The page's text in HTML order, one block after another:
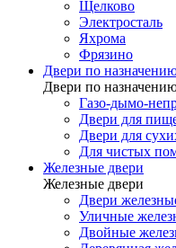
Щелково
Электросталь
Яхрома
Фрязино
Двери по
Двери по
Газо-дымо-
Двери для
Двери для
Для чистых
Железные двери
Железные двери
Двери
Уличные
Двойные